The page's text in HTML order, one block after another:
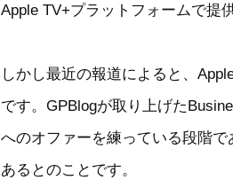
Apple TV+プラットフォームで提
しかし最近の報道によると、
です。GPBlogが取り上げた
へのオファーを練っている段階
あるとのことです。